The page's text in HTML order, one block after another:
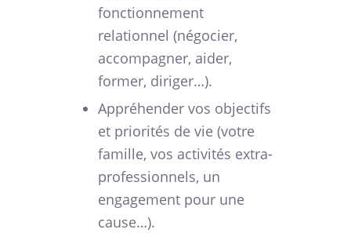
fonctionnement
relationnel (négocier,
accompagner, aider,
former, diriger…).
Appréhender vos objectifs
et priorités de vie (votre
famille, vos activités extra-
professionnels, un
engagement pour une
cause…).